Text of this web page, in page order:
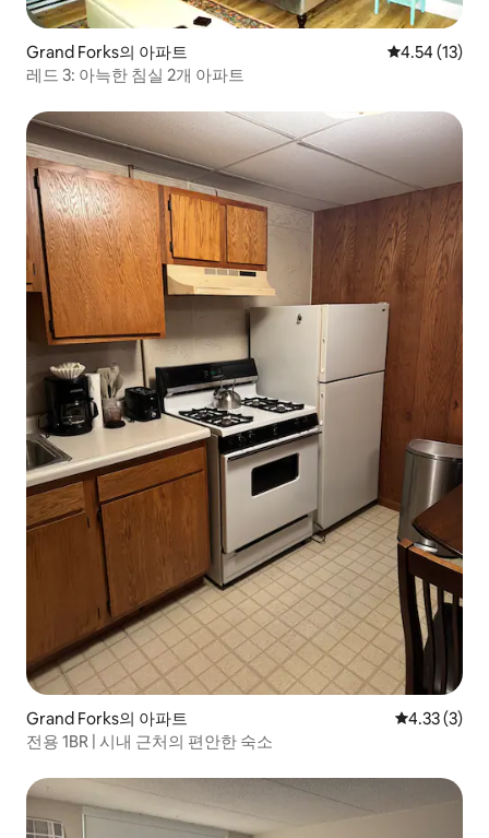
Grand Forks의 아파트 평점 4.54점
4.54 (13)
레드 3: 아늑한 침실 2개 아파트
Grand Forks의 아파트 평점 4.33점
4.33 (3)
전용 1BR | 시내 근처의 편안한 숙소